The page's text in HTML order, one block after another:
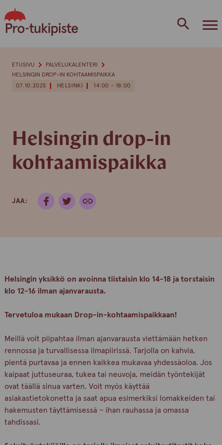
to
content
07.10.2025 HELSINKI 14:00 - 18:00
Helsingin drop-in
kohtaamispaikka
JAA:
ETUSIVU
PALVELUKALENTERI
HELSINGIN DROP-IN KOHTAAMISPAIKKA
Helsingin yksikkö on avoinna tiistaisin klo 14-18 ja torstaisin
klo 12-16 ilman ajanvarausta.
Tervetuloa mukaan Drop-in-kohtaamispaikkaan!
Meillä voit piipahtaa ilman ajanvarausta viettämään hetken
rennossa ja turvallisessa ilmapiirissä. Tarjolla on kahvia,
pientä purtavaa ja ennen kaikkea mukavaa yhdessäoloa. Jos
kaipaat juttuseuraa, tukea tai neuvoja, meidän työntekijät
ovat täällä sinua varten. Voit myös käyttää
asiakastietokonetta ja saat apua esimerkiksi lomakkeiden tai
hakemusten täyttämisessä – ihan rauhassa ja omassa
tahdissasi.